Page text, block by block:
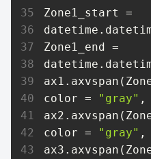
Zone1_start =
Zone1_end =
color =
"gray" ,
color =
"gray" ,